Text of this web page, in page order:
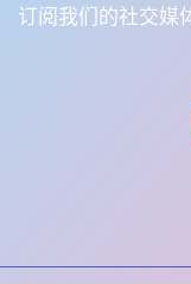
订阅我们的社交媒